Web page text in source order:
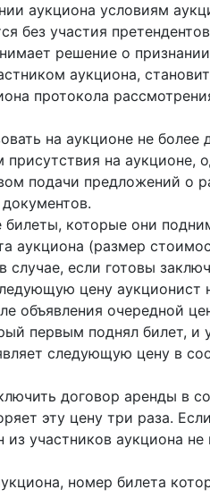
аукциона условиям
без участия
решение о признании
аукциона,
протокола
на аукционе не более
на аукционе,
подачи предложений о
которые они
аукциона (размер
если готовы
цену аукционист
объявления очередной
первым поднял билет, и
следующую цену в
договор аренды в
эту цену три раза.
участников аукциона не
номер билета